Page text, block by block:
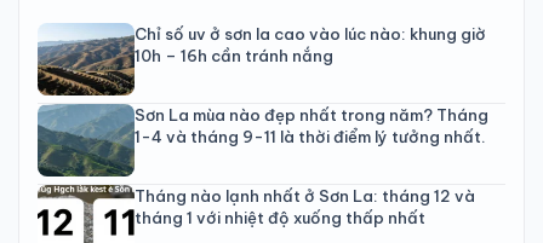
Chỉ số uv ở sơn la cao vào lúc nào: khung giờ
10h – 16h cần tránh nắng
Sơn La mùa nào đẹp nhất trong năm? Tháng
1-4 và tháng 9-11 là thời điểm lý tưởng nhất.
Tháng nào lạnh nhất ở Sơn La: tháng 12 và
tháng 1 với nhiệt độ xuống thấp nhất